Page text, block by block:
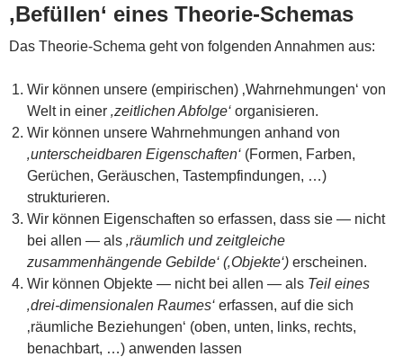
‚Befüllen‘ eines Theorie-Schemas
Das Theorie-Schema geht von folgenden Annahmen aus:
Wir können unsere (empirischen) ‚Wahrnehmungen‘ von
Welt in einer ‚zeitlichen Abfolge‘ organisieren.
Wir können unsere Wahrnehmungen anhand von
‚unterscheidbaren Eigenschaften‘ (Formen, Farben,
Gerüchen, Geräuschen, Tastempfindungen, …)
strukturieren.
Wir können Eigenschaften so erfassen, dass sie — nicht
bei allen — als ‚räumlich und zeitgleiche
zusammenhängende Gebilde‘ (‚Objekte‘) erscheinen.
Wir können Objekte — nicht bei allen — als Teil eines
‚drei-dimensionalen Raumes‘ erfassen, auf die sich
‚räumliche Beziehungen‘ (oben, unten, links, rechts,
benachbart, …) anwenden lassen